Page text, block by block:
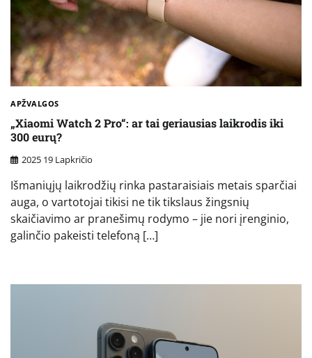
APŽVALGOS
„Xiaomi Watch 2 Pro“: ar tai geriausias laikrodis iki
300 eurų?
2025 19 Lapkričio
Išmaniųjų laikrodžių rinka pastaraisiais metais sparčiai
auga, o vartotojai tikisi ne tik tikslaus žingsnių
skaičiavimo ar pranešimų rodymo – jie nori įrenginio,
galinčio pakeisti telefoną […]